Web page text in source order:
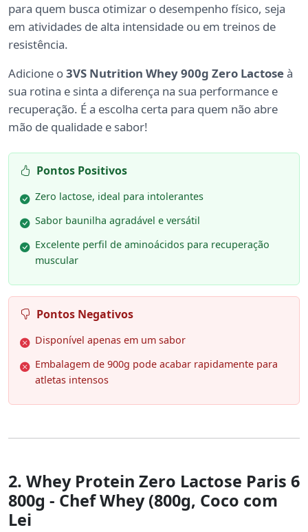
para quem busca otimizar o desempenho físico, seja
em atividades de alta intensidade ou em treinos de
resistência.
Adicione o3VS Nutrition Whey 900g Zero Lactoseà
sua rotina e sinta a diferença na sua performance e
recuperação. É a escolha certa para quem não abre
mão de qualidade e sabor!
Pontos Positivos
Zero lactose, ideal para intolerantes
Sabor baunilha agradável e versátil
Excelente perfil de aminoácidos para recuperação
muscular
Pontos Negativos
Disponível apenas em um sabor
Embalagem de 900g pode acabar rapidamente para
atletas intensos
2. Whey Protein Zero Lactose Paris 6
800g - Chef Whey (800g, Coco com
Lei